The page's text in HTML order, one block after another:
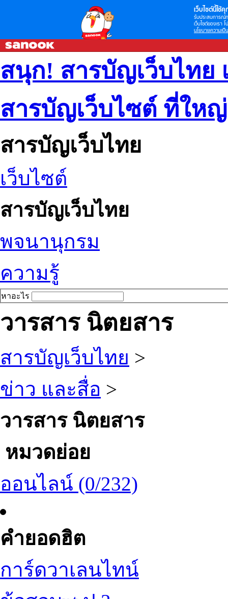
เว็บไซต์นี้ใช้คุ
รับประสบการณ์
เว็บไซต์ของเรา
นโยบายความเป็
สนุก! สารบัญเว็บไทย
สารบัญเว็บไซต์ ที่ให
สารบัญเว็บไทย
เว็บไซต์
สารบัญเว็บไทย
พจนานุกรม
ความรู้
หาอะไร
วารสาร นิตยสาร
สารบัญเว็บไทย >
ข่าว และสื่อ >
วารสาร นิตยสาร
หมวดย่อย
ออนไลน์ (0/232)
คำยอดฮิต
การ์ดวาเลนไทน์